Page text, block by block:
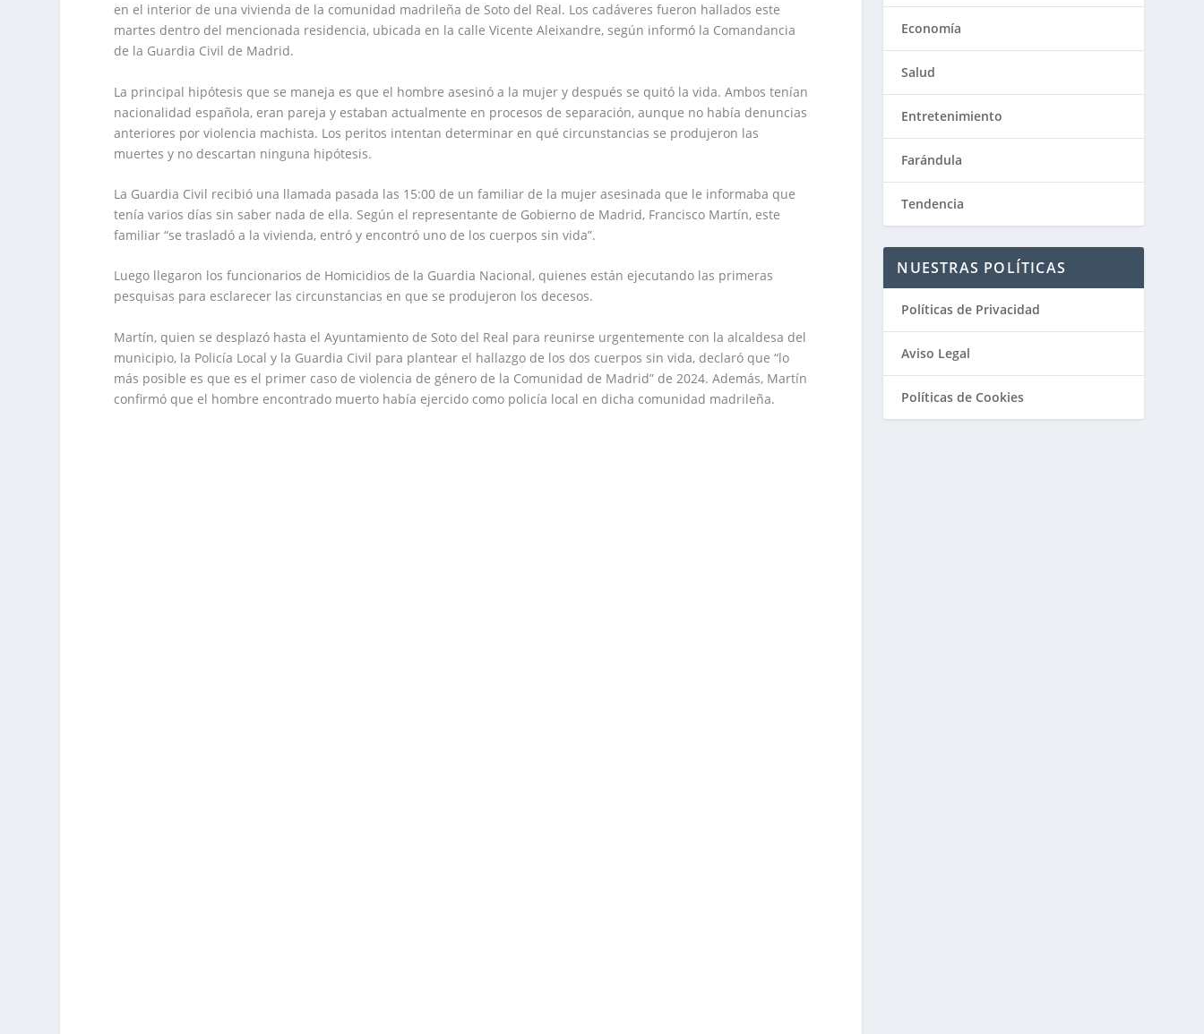
en el interior de una vivienda de la comunidad madrileña de Soto del Real. Los cadáveres fueron hallados este
martes dentro del mencionada residencia, ubicada en la calle Vicente Aleixandre, según informó la Comandancia
de la Guardia Civil de Madrid.
La principal hipótesis que se maneja es que el hombre asesinó a la mujer y después se quitó la vida. Ambos tenían
nacionalidad española, eran pareja y estaban actualmente en procesos de separación, aunque no había denuncias
anteriores por violencia machista. Los peritos intentan determinar en qué circunstancias se produjeron las
muertes y no descartan ninguna hipótesis.
La Guardia Civil recibió una llamada pasada las 15:00 de un familiar de la mujer asesinada que le informaba que
tenía varios días sin saber nada de ella. Según el representante de Gobierno de Madrid, Francisco Martín, este
familiar “se trasladó a la vivienda, entró y encontró uno de los cuerpos sin vida”.
Luego llegaron los funcionarios de Homicidios de la Guardia Nacional, quienes están ejecutando las primeras
pesquisas para esclarecer las circunstancias en que se produjeron los decesos.
Martín, quien se desplazó hasta el Ayuntamiento de Soto del Real para reunirse urgentemente con la alcaldesa del
municipio, la Policía Local y la Guardia Civil para plantear el hallazgo de los dos cuerpos sin vida, declaró que “lo
más posible es que es el primer caso de violencia de género de la Comunidad de Madrid” de 2024. Además, Martín
confirmó que el hombre encontrado muerto había ejercido como policía local en dicha comunidad madrileña.
Economía
Salud
Entretenimiento
Farándula
Tendencia
NUESTRAS POLÍTICAS
Políticas de Privacidad
Aviso Legal
Políticas de Cookies